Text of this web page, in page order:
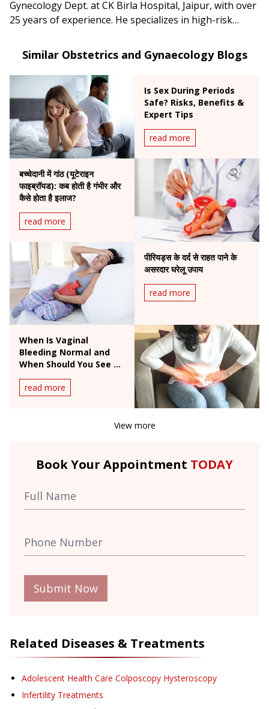
Gynecology Dept. at CK Birla Hospital, Jaipur, with over
25 years of experience. He specializes in high-risk
hysterectomy.
Similar Obstetrics and Gynaecology Blogs
Is Sex During Periods
Safe? Risks, Benefits &
Expert Tips
read more
बच्चेदानी में गांठ (यूटेराइन
फाइब्रॉयड): कब होती है गंभीर और
कैसे होता है इलाज?
read more
पीरियड्स के दर्द से राहत पाने के
असरदार घरेलू उपाय
read more
When Is Vaginal
Bleeding Normal and
When Should You See a
Doctor?
read more
View more
Book Your Appointment TODAY
Submit Now
Related Diseases & Treatments
Adolescent Health Care Colposcopy Hysteroscopy
Infertility Treatments